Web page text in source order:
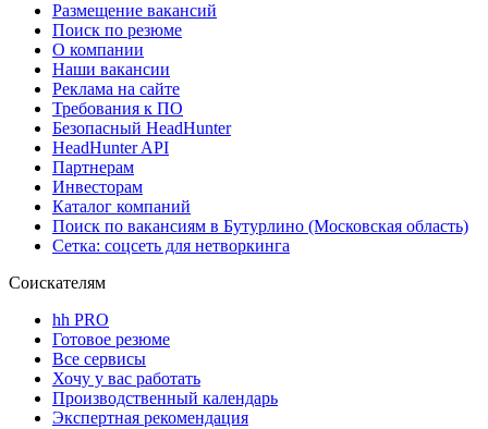
Размещение вакансий
Поиск по резюме
О компании
Наши вакансии
Реклама на сайте
Требования к ПО
Безопасный HeadHunter
HeadHunter API
Партнерам
Инвесторам
Каталог компаний
Поиск по вакансиям в Бутурлино (Московская область)
Сетка: соцсеть для нетворкинга
Соискателям
hh PRO
Готовое резюме
Все сервисы
Хочу у вас работать
Производственный календарь
Экспертная рекомендация